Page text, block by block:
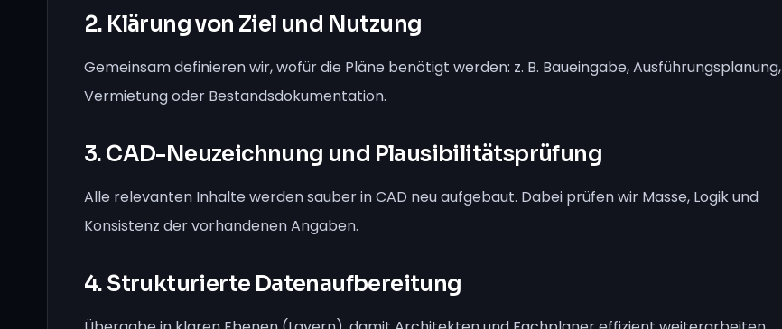
2. Klärung von Ziel und Nutzung
Gemeinsam definieren wir, wofür die Pläne benötigt werden: z. B. Baueingabe, Ausführungsplanung,
Vermietung oder Bestandsdokumentation.
3. CAD-Neuzeichnung und Plausibilitätsprüfung
Alle relevanten Inhalte werden sauber in CAD neu aufgebaut. Dabei prüfen wir Masse, Logik und
Konsistenz der vorhandenen Angaben.
4. Strukturierte Datenaufbereitung